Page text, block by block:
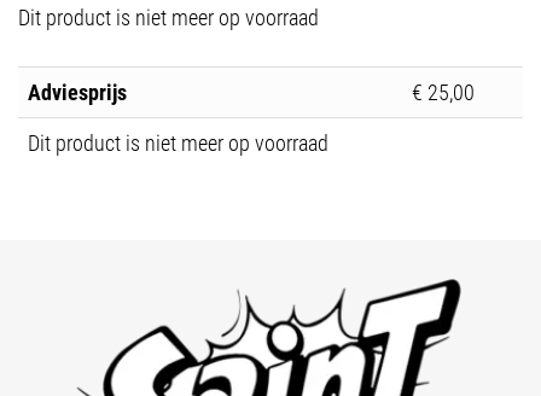
Dit product is niet meer op voorraad
Adviesprijs
€ 25,00
Dit product is niet meer op voorraad